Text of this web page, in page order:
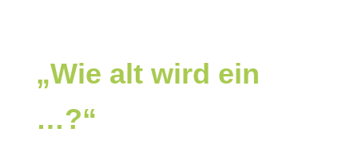
„Wie alt wird ein
…?“